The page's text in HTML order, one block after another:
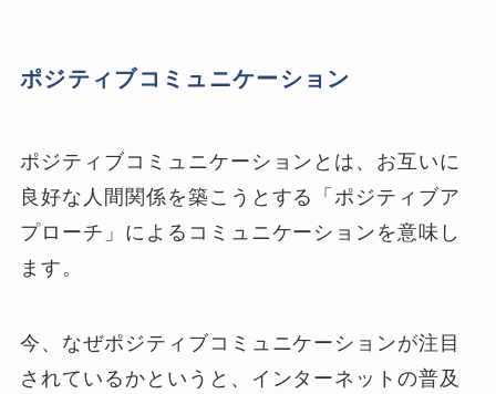
ポジティブコミュニケーション
ポジティブコミュニケーションとは、お互いに
良好な人間関係を築こうとする「ポジティブア
プローチ」によるコミュニケーションを意味し
ます。
今、なぜポジティブコミュニケーションが注目
されているかというと、インターネットの普及